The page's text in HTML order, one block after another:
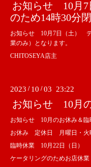
お知らせ 10月
のため14時30分
お知らせ 10月7日（土） デ
業のみ）となります。
CHITOSEYA店主
2023 / 10 /03 23:22
お知らせ 10月
お知らせ 10月のお休み＆臨
お休み 定休日 月曜日・火
臨時休業 10月22日（日）
ケータリングのためお店休